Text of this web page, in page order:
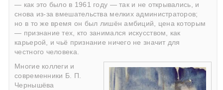
— как это было в 1961 году — так и не открывались, и
снова из-за вмешательства мелких администраторов;
но в то же время он был лишён амбиций, цена которым
— признание тех, кто занимался искусством, как
карьерой, и чьё признание ничего не значит для
честного человека.
Многие коллеги и
современники Б. П.
Чернышёва